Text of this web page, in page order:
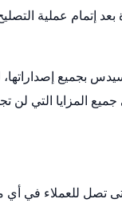
إتمام عملية
بجميع
المزايا التي لن
تصل للعملاء في أي